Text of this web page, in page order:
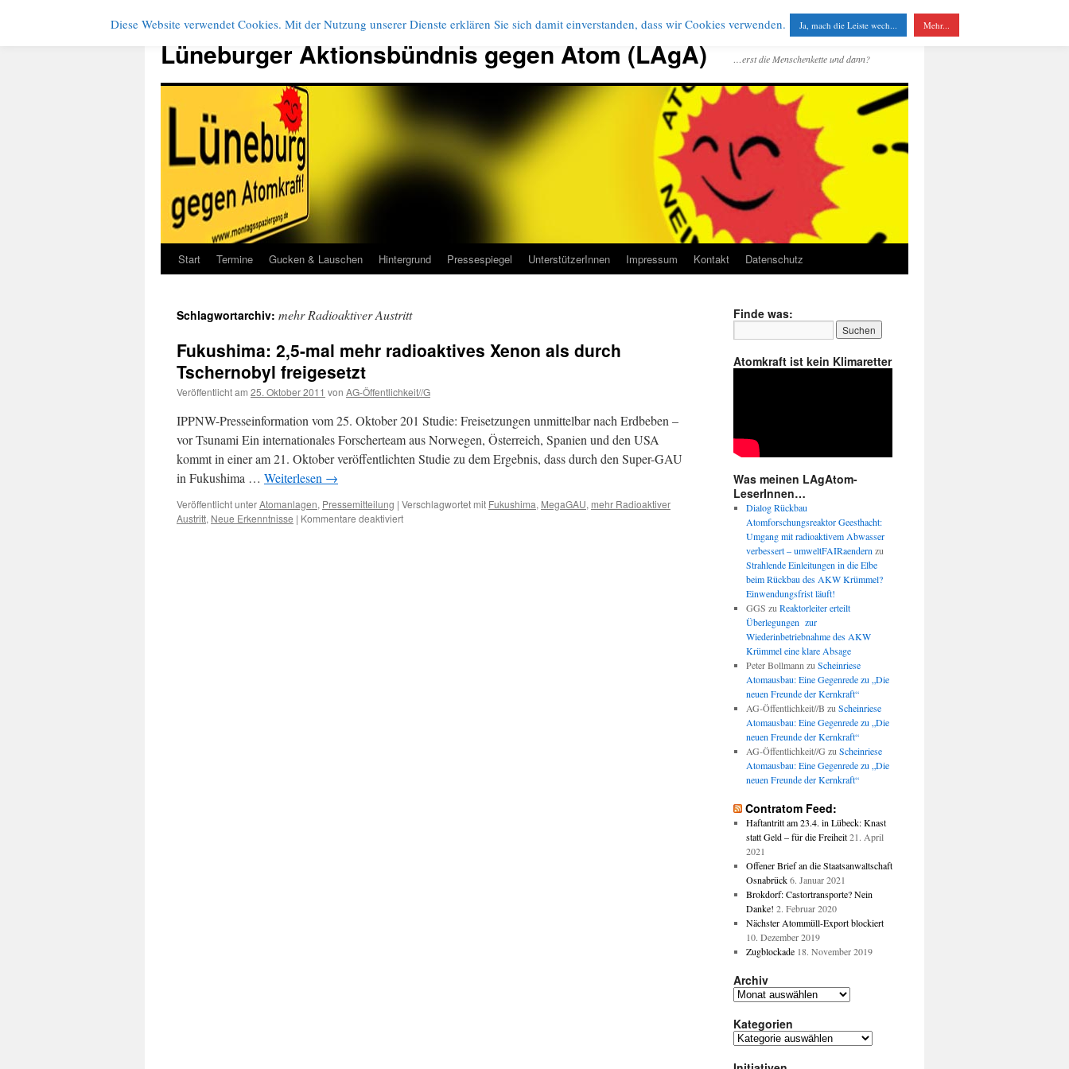
Zum
springen
Lüneburger Aktionsbündnis gegen Atom (LAgA) …erst die Menschenkette und dann?
Start Termine Gucken & Lauschen Hintergrund Pressespiegel UnterstützerInnen Impressum Kontakt Datenschutz
Schlagwortarchiv: mehr Radioaktiver Austritt
Fukushima: 2,5-mal mehr radioaktives Xenon als durch
Tschernobyl freigesetzt
Veröffentlicht am 25. Oktober 2011 von AG-Öffentlichkeit//G
IPPNW-Presseinformation vom 25. Oktober 201 Studie: Freisetzungen unmittelbar nach Erdbeben –
vor Tsunami Ein internationales Forscherteam aus Norwegen, Österreich, Spanien und den USA
kommt in einer am 21. Oktober veröffentlichten Studie zu dem Ergebnis, dass durch den Super-GAU
in Fukushima … Weiterlesen →
Veröffentlicht unterAtomanlagen, Pressemitteilung | Verschlagwortet mit Fukushima, MegaGAU, mehr Radioaktiver
Austritt, Neue Erkenntnisse | Kommentare deaktiviertfür
Finde was:
Atomkraft ist kein Klimaretter
Was meinen LAgAtom-
LeserInnen…
Dialog Rückbau
Atomforschungsreaktor Geesthacht:
Umgang mit radioaktivem Abwasser
verbessert – umweltFAIRaendern zu
Strahlende Einleitungen in die Elbe
beim Rückbau des AKW Krümmel?
Einwendungsfrist läuft!
GGS zu Reaktorleiter erteilt
Überlegungen zur
Wiederinbetriebnahme des AKW
Krümmel eine klare Absage
Peter Bollmann zu Scheinriese
Atomausbau: Eine Gegenrede zu „Die
neuen Freunde der Kernkraft“
AG-Öffentlichkeit//B zu Scheinriese
Atomausbau: Eine Gegenrede zu „Die
neuen Freunde der Kernkraft“
AG-Öffentlichkeit//G zu Scheinriese
Atomausbau: Eine Gegenrede zu „Die
neuen Freunde der Kernkraft“
Contratom Feed:
Haftantritt am 23.4. in Lübeck: Knast
statt Geld – für die Freiheit 21. April
2021
Offener Brief an die Staatsanwaltschaft
Osnabrück 6. Januar 2021
Brokdorf: Castortransporte? Nein
Danke! 2. Februar 2020
Nächster Atommüll-Export blockiert
10. Dezember 2019
Zugblockade 18. November 2019
Archiv
Archiv
Kategorien
Kategorien
Diese Website verwendet Cookies. Mit der Nutzung unserer Dienste erklären Sie sich damit einverstanden, dass wir Cookies verwenden. Ja, mach die Leiste wech... Mehr...